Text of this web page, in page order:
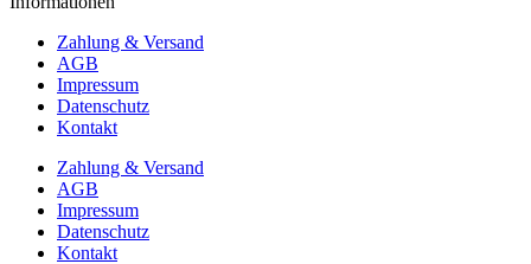
Zahlung & Versand
AGB
Impressum
Datenschutz
Kontakt
Zahlung & Versand
AGB
Impressum
Datenschutz
Kontakt